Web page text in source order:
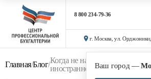
8 800 234-79-36
г. Москва, ул.
Ваш город —
Главная/Блог/Когда не начисляется НДС:
иностранной фирмой